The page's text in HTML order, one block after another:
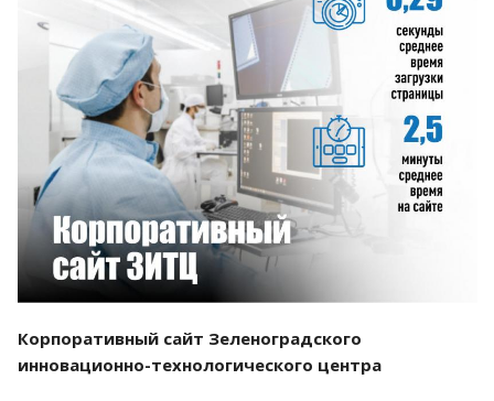
Смотреть проект
Корпоративный сайт Зеленоградского
инновационно-технологического центра